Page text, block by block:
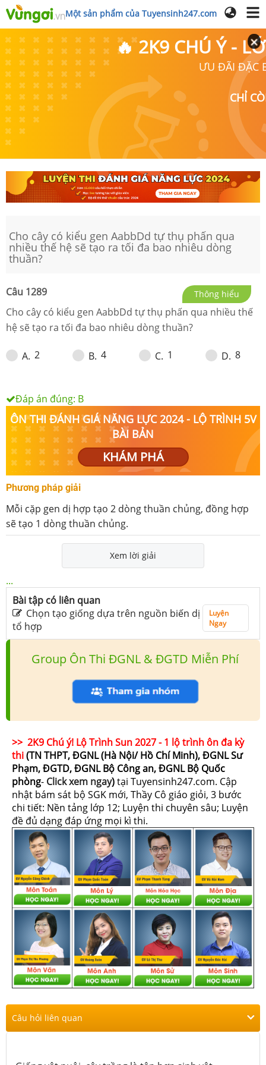
Một sản phẩm của Tuyensinh247.com
🔥 2K9 CHÚ Ý -
ƯU ĐÃI ĐẶC
CHỈ
Cho cây có kiểu gen AabbDd tự thụ phấn qua
nhiều thế hệ sẽ tạo ra tối đa bao nhiêu dòng
thuần?
Câu 1289 Thông hiểu
Cho cây có kiểu gen AabbDd tự thụ phấn qua nhiều thế
hệ sẽ tạo ra tối đa bao nhiêu dòng thuần?
A. 2 B. 4 C. 1 D. 8
Đáp án đúng: B
ÔN THI ĐÁNH GIÁ NĂNG LỰC 2024 - LỘ TRÌNH 5V
BÀI BẢN
KHÁM PHÁ
Phương pháp giải
Mỗi cặp gen dị hợp tạo 2 dòng thuần chủng, đồng hợp
sẽ tạo 1 dòng thuần chủng.
Xem lời giải
...
Bài tập có liên quan
Chọn tạo giống dựa trên nguồn biến dị
tổ hợp
Luyện
Ngay
Group Ôn Thi ĐGNL & ĐGTD Miễn Phí
>> 2K9 Chú ý! Lộ Trình Sun 2027 - 1 lộ trình ôn đa kỳ
thi(TN THPT, ĐGNL (Hà Nội/ Hồ Chí Minh), ĐGNL Sư
Phạm, ĐGTD, ĐGNL Bộ Công an, ĐGNL Bộ Quốc
phòng- Click xem ngay)tại Tuyensinh247.com. Cập
nhật bám sát bộ SGK mới, Thầy Cô giáo giỏi, 3 bước
chi tiết: Nền tảng lớp 12; Luyện thi chuyên sâu; Luyện
đề đủ dạng đáp ứng mọi kì thi.
Câu hỏi liên quan